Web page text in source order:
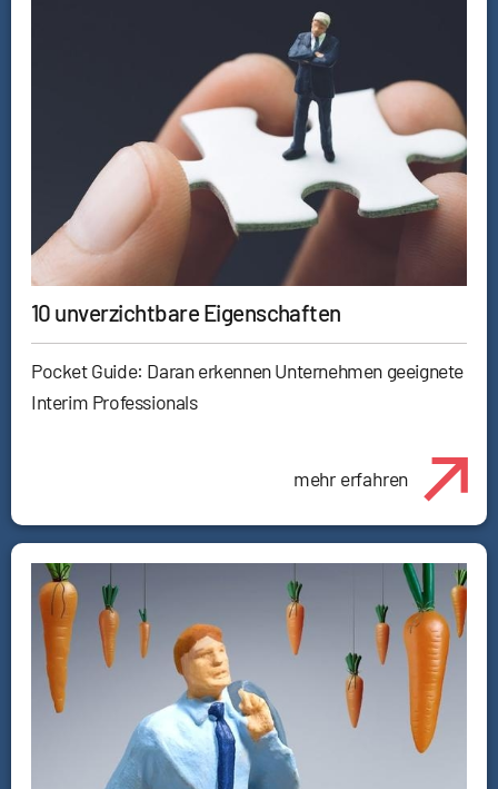
10 unverzichtbare Eigenschaften
Pocket Guide: Daran erkennen Unternehmen geeignete
Interim Professionals
mehr erfahren